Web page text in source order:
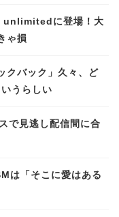
unlimitedに登場！大
ゃ損
クバック」久々、ど
うらしい
で見逃し配信間に合
は「そこに愛はある